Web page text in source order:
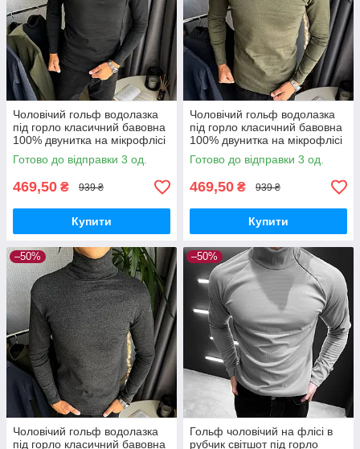
Чоловічий гольф водолазка
під горло класичний бавовна
100% двунитка на мікрофлісі
чорний
Готово до відправки 3 од.
469,50 ₴ 939 ₴
Купити
Чоловічий гольф водолазка
під горло класичний бавовна
100% двунитка на мікрофлісі
хакі
Готово до відправки 3 од.
469,50 ₴ 939 ₴
Купити
–50%
Чоловічий гольф водолазка
під горло класичний бавовна
–50%
Гольф чоловічий на флісі в
рубчик світшот під горло